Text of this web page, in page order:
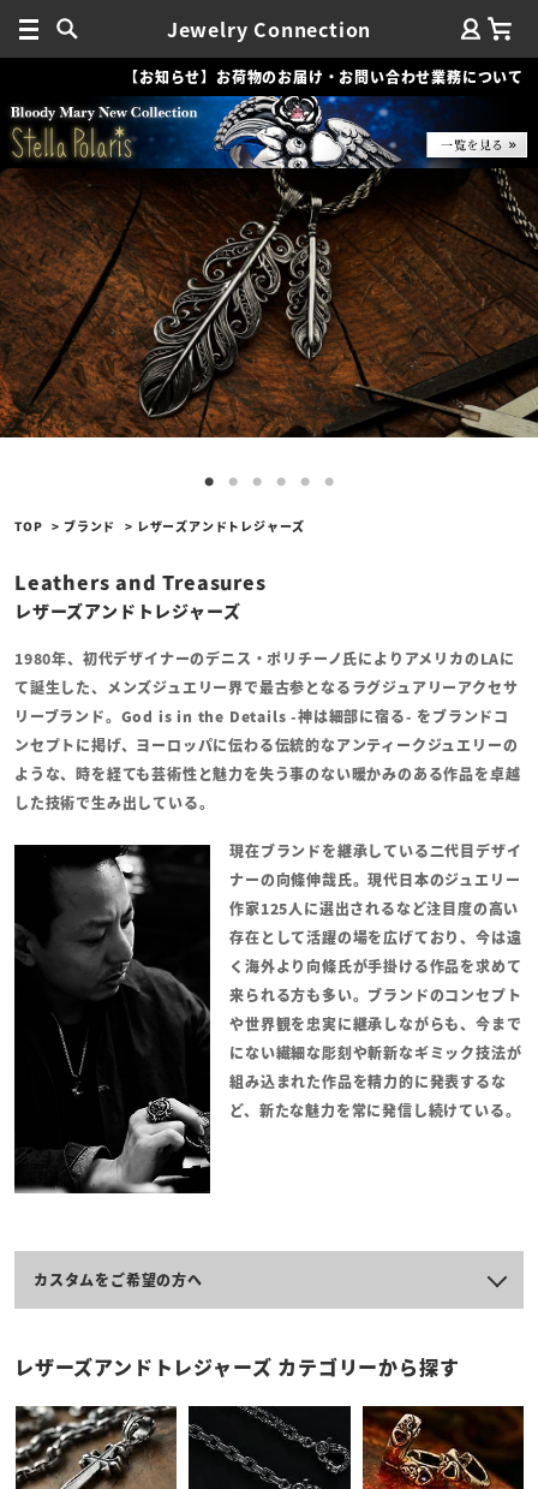
Jewelry Connection
【お知らせ】お荷物のお届け・お問い合わせ業務について
TOP ブランド レザーズアンドトレジャーズ
Leathers and Treasures
レザーズアンドトレジャーズ
1980年、初代デザイナーのデニス・ポリチーノ氏によりアメリカのLAに
て誕生した、メンズジュエリー界で最古参となるラグジュアリーアクセサ
リーブランド。God is in the Details -神は細部に宿る- をブランドコ
ンセプトに掲げ、ヨーロッパに伝わる伝統的なアンティークジュエリーの
ような、時を経ても芸術性と魅力を失う事のない暖かみのある作品を卓越
した技術で生み出している。
現在ブランドを継承している二代目デザイ
ナーの向條伸哉氏。現代日本のジュエリー
作家125人に選出されるなど注目度の高い
存在として活躍の場を広げており、今は遠
く海外より向條氏が手掛ける作品を求めて
来られる方も多い。ブランドのコンセプト
や世界観を忠実に継承しながらも、今まで
にない繊細な彫刻や斬新なギミック技法が
組み込まれた作品を精力的に発表するな
ど、新たな魅力を常に発信し続けている。
カスタムをご希望の方へ
能となっております。
カスタムが可能な商品には、商品ページの「アイテム説明」の上に
「このアイテムは以下のカスタムが可能です。」と記載がございま
す。
レザーズアンドトレジャーズ カテゴリーから探す